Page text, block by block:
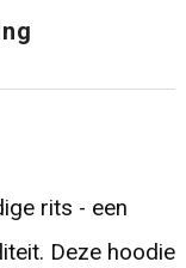
rits - een
Deze hoodie